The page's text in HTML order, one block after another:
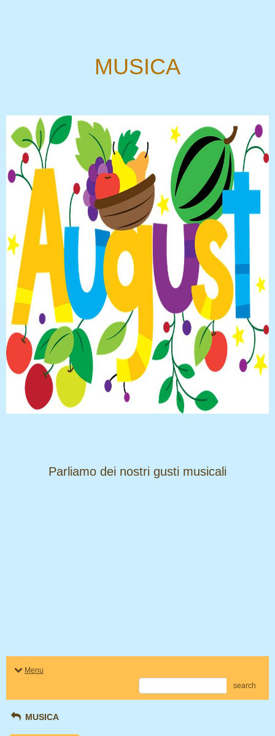
MUSICA
​​​​​​​Parliamo dei nostri gusti musicali
Menu
search
MUSICA